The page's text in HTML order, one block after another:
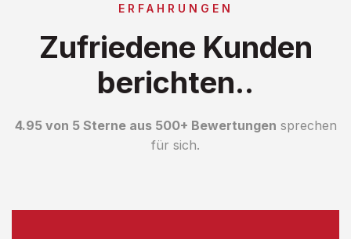
ERFAHRUNGEN
Zufriedene Kunden
berichten..
4.95 von 5 Sterne aus 500+ Bewertungen sprechen
für sich.